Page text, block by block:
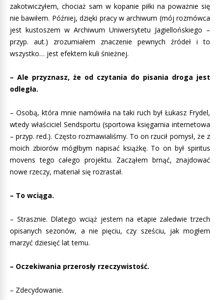
zakotwiczyłem, chociaż sam w kopanie piłki na poważnie się
nie bawiłem. Później, dzięki pracy w archiwum (mój rozmówca
jest kustoszem w Archiwum Uniwersytetu Jagiellońskiego –
przyp. aut.) zrozumiałem znaczenie pewnych źródeł i to
wszystko… jest efektem kuli śnieżnej.
– Ale przyznasz, że od czytania do pisania droga jest
odległa.
– Osobą, która mnie namówiła na taki ruch był Łukasz Frydel,
wtedy właściciel Sendsportu (sportowa księgarnia internetowa
– przyp. red.). Często rozmawialiśmy. To on rzucił pomysł, że z
moich zbiorów mógłbym napisać książkę. To on był spiritus
movens tego całego projektu. Zacząłem brnąć, znajdować
nowe rzeczy, materiał się rozrastał.
– To wciąga.
– Strasznie. Dlatego wciąż jestem na etapie zaledwie trzech
opisanych sezonów, a nie pięciu, czy sześciu, jak mogłem
marzyć dziesięć lat temu.
– Oczekiwania przerosły rzeczywistość.
– Zdecydowanie.